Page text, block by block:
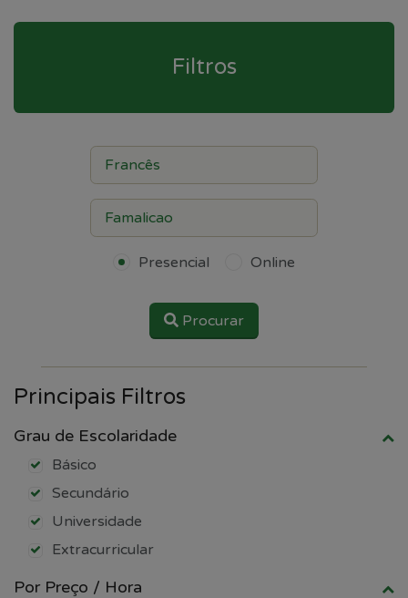
Filtros
Presencial Online
Procurar
Principais Filtros
Grau de Escolaridade
Básico
Secundário
Universidade
Extracurricular
Por Preço / Hora